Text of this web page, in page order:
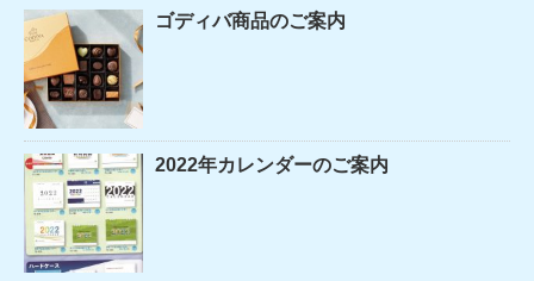
ゴディバ商品のご案内
2022年カレンダーのご案内